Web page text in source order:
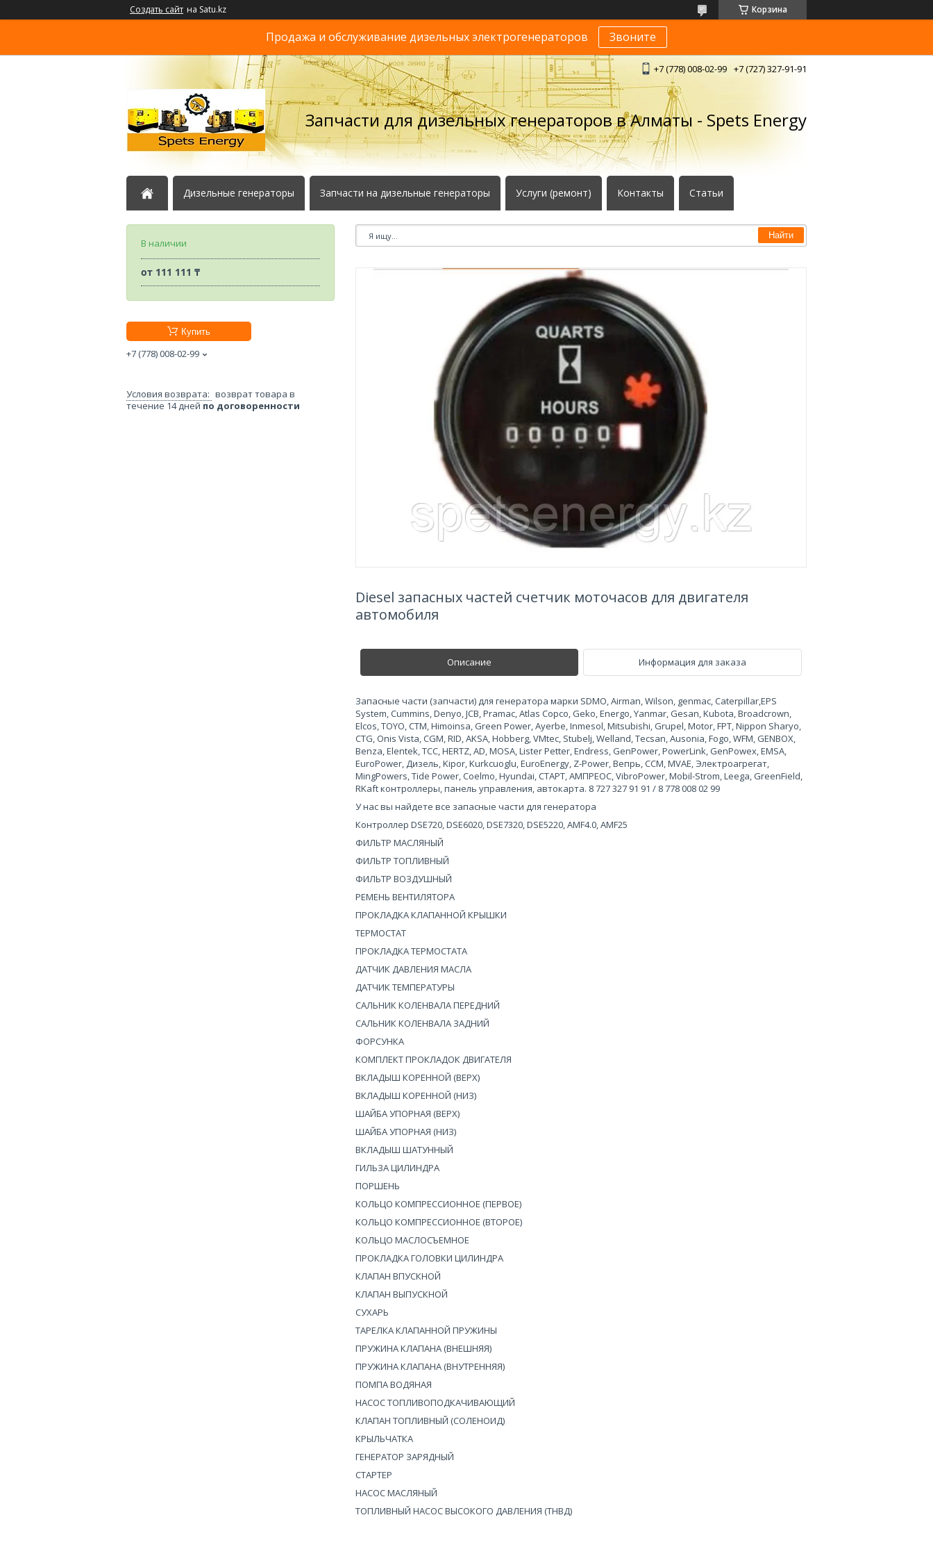
Создать сайт на Satu.kz Корзина
Продажа и обслуживание дизельных электрогенераторов Звоните
+7 (778) 008-02-99 +7 (727) 327-91-91
Запчасти для дизельных генераторов в Алматы - Spets Energy
Дизельные генераторы Запчасти на дизельные генераторы Услуги (ремонт) Контакты Статьи
Найти
Diesel запасных частей счетчик моточасов для двигателя
автомобиля
Описание Информация для заказа
Запасные части (запчасти) для генератора марки SDMO, Airman, Wilson, genmac, Caterpillar,EPS
System, Cummins, Denyo, JCB, Pramac, Atlas Copco, Geko, Energo, Yanmar, Gesan, Kubota, Broadcrown,
Elcos, TOYO, CTM, Himoinsa, Green Power, Ayerbe, Inmesol, Mitsubishi, Grupel, Motor, FPT, Nippon Sharyo,
CTG, Onis Vista, CGM, RID, AKSA, Hobberg, VMtec, Stubelj, Welland, Tecsan, Ausonia, Fogo, WFM, GENBOX,
Benza, Elentek, TCC, HERTZ, AD, MOSA, Lister Petter, Endress, GenPower, PowerLink, GenPowex, EMSA,
EuroPower, Дизель, Kipor, Kurkcuoglu, EuroEnergy, Z-Power, Вепрь, CCM, MVAE, Электроагрегат,
MingPowers, Tide Power, Coelmo, Hyundai, СТАРТ, АМПРЕОС, VibroPower, Mobil-Strom, Leega, GreenField,
RKaft контроллеры, панель управления, автокарта. 8 727 327 91 91 / 8 778 008 02 99
У нас вы найдете все запасные части для генератора
Контроллер DSE720, DSE6020, DSE7320, DSE5220, AMF4.0, AMF25
ФИЛЬТР МАСЛЯНЫЙ
ФИЛЬТР ТОПЛИВНЫЙ
ФИЛЬТР ВОЗДУШНЫЙ
РЕМЕНЬ ВЕНТИЛЯТОРА
ПРОКЛАДКА КЛАПАННОЙ КРЫШКИ
ТЕРМОСТАТ
ПРОКЛАДКА ТЕРМОСТАТА
ДАТЧИК ДАВЛЕНИЯ МАСЛА
ДАТЧИК ТЕМПЕРАТУРЫ
САЛЬНИК КОЛЕНВАЛА ПЕРЕДНИЙ
САЛЬНИК КОЛЕНВАЛА ЗАДНИЙ
ФОРСУНКА
КОМПЛЕКТ ПРОКЛАДОК ДВИГАТЕЛЯ
ВКЛАДЫШ КОРЕННОЙ (ВЕРХ)
ВКЛАДЫШ КОРЕННОЙ (НИЗ)
ШАЙБА УПОРНАЯ (ВЕРХ)
ШАЙБА УПОРНАЯ (НИЗ)
ВКЛАДЫШ ШАТУННЫЙ
ГИЛЬЗА ЦИЛИНДРА
ПОРШЕНЬ
КОЛЬЦО КОМПРЕССИОННОЕ (ПЕРВОЕ)
КОЛЬЦО КОМПРЕССИОННОЕ (ВТОРОЕ)
КОЛЬЦО МАСЛОСЪЕМНОЕ
ПРОКЛАДКА ГОЛОВКИ ЦИЛИНДРА
КЛАПАН ВПУСКНОЙ
КЛАПАН ВЫПУСКНОЙ
СУХАРЬ
ТАРЕЛКА КЛАПАННОЙ ПРУЖИНЫ
ПРУЖИНА КЛАПАНА (ВНЕШНЯЯ)
ПРУЖИНА КЛАПАНА (ВНУТРЕННЯЯ)
ПОМПА ВОДЯНАЯ
НАСОС ТОПЛИВОПОДКАЧИВАЮЩИЙ
КЛАПАН ТОПЛИВНЫЙ (СОЛЕНОИД)
КРЫЛЬЧАТКА
ГЕНЕРАТОР ЗАРЯДНЫЙ
СТАРТЕР
НАСОС МАСЛЯНЫЙ
ТОПЛИВНЫЙ НАСОС ВЫСОКОГО ДАВЛЕНИЯ (ТНВД)
В наличии
от 111 111 ₸
Купить
+7 (778) 008-02-99
возврат товара в
течение 14 дней по договоренности